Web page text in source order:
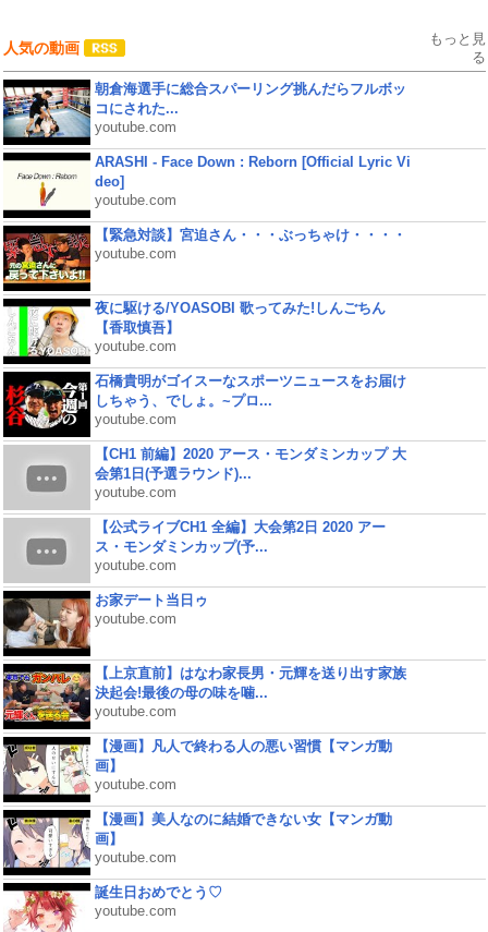
人気の動画
もっと見
る
朝倉海選手に総合スパーリング挑んだらフルボッ
コにされた...
youtube.com
ARASHI - Face Down : Reborn [Official Lyric Vi
deo]
youtube.com
【緊急対談】宮迫さん・・・ぶっちゃけ・・・・
youtube.com
夜に駆ける/YOASOBI 歌ってみた!しんごちん
【香取慎吾】
youtube.com
石橋貴明がゴイスーなスポーツニュースをお届け
しちゃう、でしょ。~プロ...
youtube.com
【CH1 前編】2020 アース・モンダミンカップ 大
会第1日(予選ラウンド)...
youtube.com
【公式ライブCH1 全編】大会第2日 2020 アー
ス・モンダミンカップ(予...
youtube.com
お家デート当日ゥ
youtube.com
【上京直前】はなわ家長男・元輝を送り出す家族
決起会!最後の母の味を噛...
youtube.com
【漫画】凡人で終わる人の悪い習慣【マンガ動
画】
youtube.com
【漫画】美人なのに結婚できない女【マンガ動
画】
youtube.com
誕生日おめでとう♡
youtube.com